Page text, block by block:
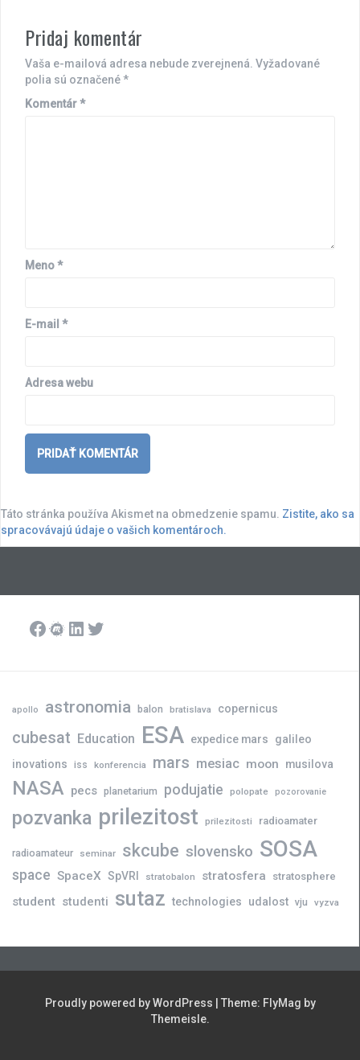
Pridaj komentár
Vaša e-mailová adresa nebude zverejnená. Vyžadované
polia sú označené*
Komentár*
Meno*
E-mail *
Adresa webu
Táto stránka používa Akismet na obmedzenie spamu. Zistite, ako sa
spracovávajú údaje o vašich komentároch.
Facebook
Meetup
LinkedIn
Twitter
apollo astronomia balon bratislava copernicus
cubesat Education ESA expedice mars
galileo
inovations iss konferencia mars mesiac moon musilova
NASA pecs planetarium podujatie polopate pozorovanie
pozvanka prilezitost prilezitosti radioamater
radioamateur seminar skcube slovensko SOSA
space SpaceX SpVRI stratobalon stratosfera stratosphere
student studenti sutaz technologies udalost vju vyzva
Proudly powered by WordPress | Theme: FlyMag by
Themeisle.